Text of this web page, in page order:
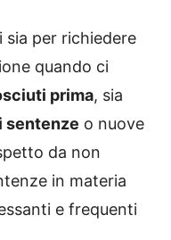
sia per richiedere
quando ci
prima, sia
sentenze o nuove
da non
in materia
e frequenti